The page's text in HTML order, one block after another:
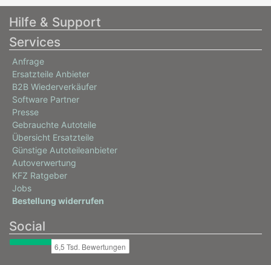
Hilfe & Support
Services
Anfrage
Ersatzteile Anbieter
B2B Wiederverkäufer
Software Partner
Presse
Gebrauchte Autoteile
Übersicht Ersatzteile
Günstige Autoteileanbieter
Autoverwertung
KFZ Ratgeber
Jobs
Bestellung widerrufen
Social